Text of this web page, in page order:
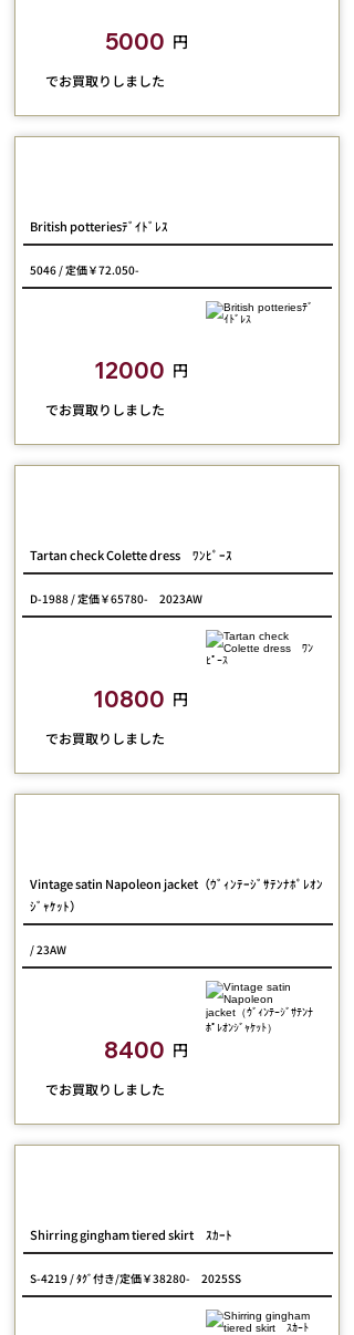
5000 円
​でお買取りしました
British potteriesﾃﾞｲﾄﾞﾚｽ
5046 / 定価￥72.050-
12000 円
​でお買取りしました
Tartan check Colette dress ﾜﾝﾋﾟｰｽ
D-1988 / 定価￥65780- 2023AW
10800 円
​でお買取りしました
Vintage satin Napoleon jacket（ｳﾞｨﾝﾃｰｼﾞｻﾃﾝﾅﾎﾟﾚｵﾝ
ｼﾞｬｹｯﾄ）
/ 23AW
8400 円
​でお買取りしました
Shirring gingham tiered skirt ｽｶｰﾄ
S-4219 / ﾀｸﾞ付き/定価￥38280- 2025SS